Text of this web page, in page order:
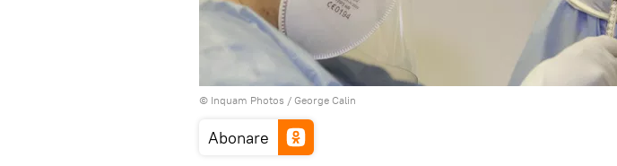
© Inquam Photos / George Calin
Abonare